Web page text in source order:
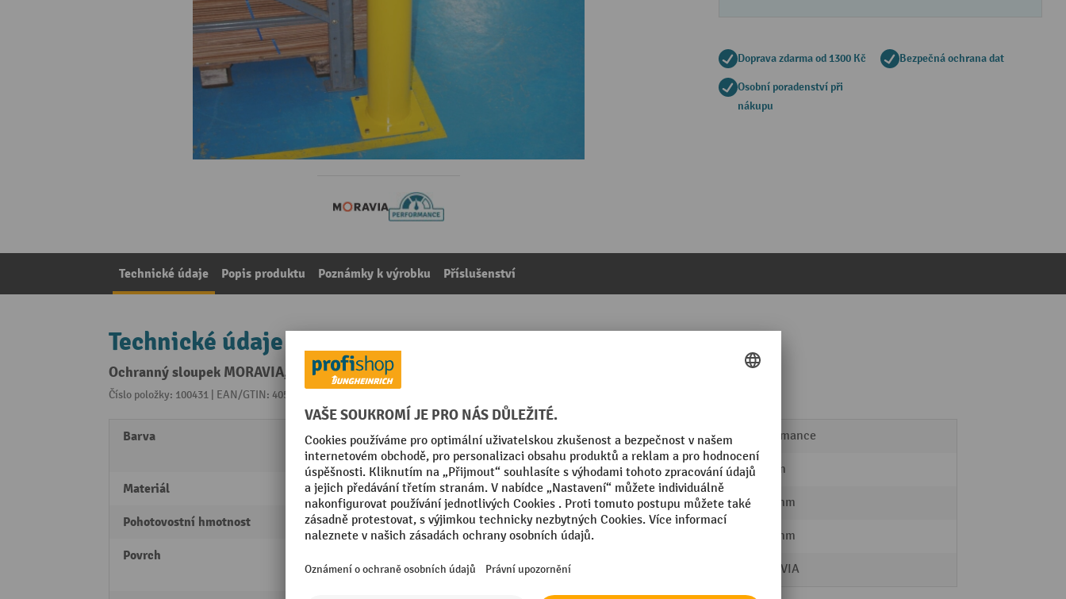
Doprava zdarma od 1300 Kč Bezpečná ochrana dat
Osobní poradenství při
nákupu
Technické údaje Popis produktu Poznámky k výrobku Příslušenství
Technické údaje
Ochranný sloupek MORAVIA, k instalaci pomocí kotev, venkovní použití, výška 1200 mm, Ø 159 mm
Číslo položky: 100431 | EAN/GTIN: 4055381165851
Barva
černá
žlutá
Materiál Ocel
Pohotovostní hmotnost 28 kg
Povrch
žárově pozinkovaný
Segmentu Performance
Tloušťka 4,5 mm
Výška 1200 mm
Výška nad podlahou 1200 mm
Značka MORAVIA